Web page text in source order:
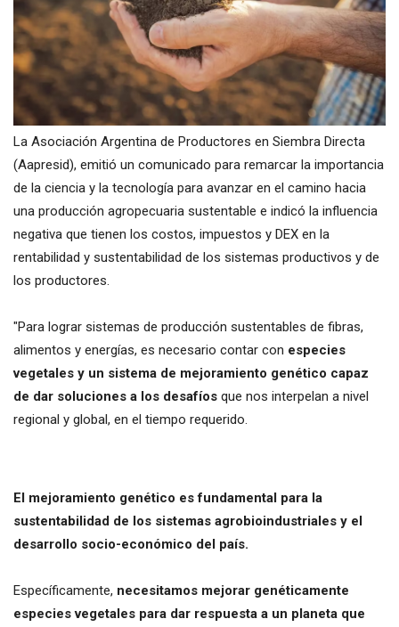
La Asociación Argentina de Productores en Siembra Directa
(Aapresid), emitió un comunicado para remarcar la importancia
de la ciencia y la tecnología para avanzar en el camino hacia
una producción agropecuaria sustentable e indicó la influencia
negativa que tienen los costos, impuestos y DEX en la
rentabilidad y sustentabilidad de los sistemas productivos y de
los productores.
"Para lograr sistemas de producción sustentables de fibras,
alimentos y energías, es necesario contar con especies
vegetales y un sistema de mejoramiento genético capaz
de dar soluciones a los desafíos que nos interpelan a nivel
regional y global, en el tiempo requerido.
El mejoramiento genético es fundamental para la
sustentabilidad de los sistemas agrobioindustriales y el
desarrollo socio-económico del país.
Específicamente, necesitamos mejorar genéticamente
especies vegetales para dar respuesta a un planeta que